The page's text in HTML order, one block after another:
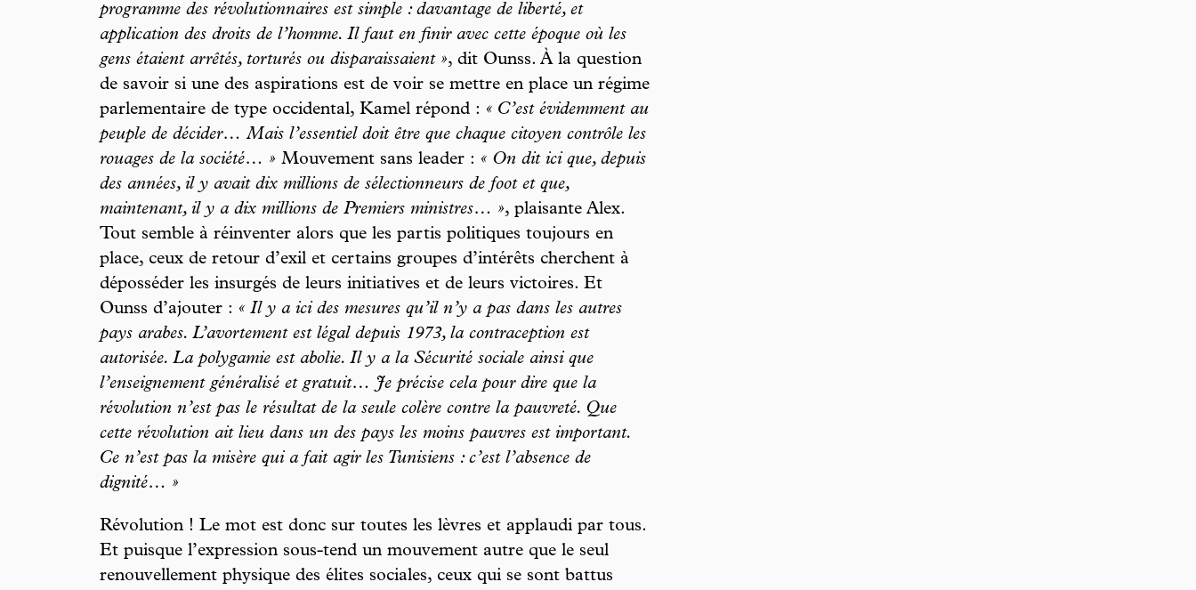
programme des révolutionnaires est simple : davantage de liberté, et
application des droits de l’homme. Il faut en finir avec cette époque où les
gens étaient arrêtés, torturés ou disparaissaient », dit Ounss. À la question
de savoir si une des aspirations est de voir se mettre en place un régime
parlementaire de type occidental, Kamel répond : « C’est évidemment au
peuple de décider… Mais l’essentiel doit être que chaque citoyen contrôle les
rouages de la société… » Mouvement sans leader : « On dit ici que, depuis
des années, il y avait dix millions de sélectionneurs de foot et que,
maintenant, il y a dix millions de Premiers ministres… », plaisante Alex.
Tout semble à réinventer alors que les partis politiques toujours en
place, ceux de retour d’exil et certains groupes d’intérêts cherchent à
déposséder les insurgés de leurs initiatives et de leurs victoires. Et
Ounss d’ajouter : « Il y a ici des mesures qu’il n’y a pas dans les autres
pays arabes. L’avortement est légal depuis 1973, la contraception est
autorisée. La polygamie est abolie. Il y a la Sécurité sociale ainsi que
l’enseignement généralisé et gratuit… Je précise cela pour dire que la
révolution n’est pas le résultat de la seule colère contre la pauvreté. Que
cette révolution ait lieu dans un des pays les moins pauvres est important.
Ce n’est pas la misère qui a fait agir les Tunisiens : c’est l’absence de
dignité… »
Révolution ! Le mot est donc sur toutes les lèvres et applaudi par tous.
Et puisque l’expression sous-tend un mouvement autre que le seul
renouvellement physique des élites sociales, ceux qui se sont battus